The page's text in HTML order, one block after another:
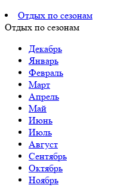
Отдых по сезонам
Отдых по сезонам
Декабрь
Январь
Февраль
Март
Апрель
Май
Июнь
Июль
Август
Сентябрь
Октябрь
Ноябрь